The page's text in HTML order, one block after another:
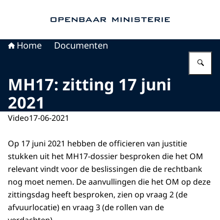
Home Documenten
MH17: zitting 17 juni
2021
Video17-06-2021
Op 17 juni 2021 hebben de officieren van justitie
stukken uit het MH17-dossier besproken die het OM
relevant vindt voor de beslissingen die de rechtbank
nog moet nemen. De aanvullingen die het OM op deze
zittingsdag heeft besproken, zien op vraag 2 (de
afvuurlocatie) en vraag 3 (de rollen van de